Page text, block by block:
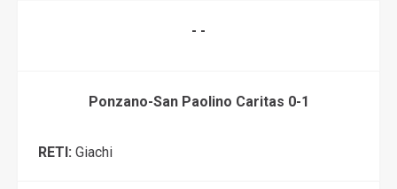
- -
Ponzano-San Paolino Caritas 0-1
RETI: Giachi